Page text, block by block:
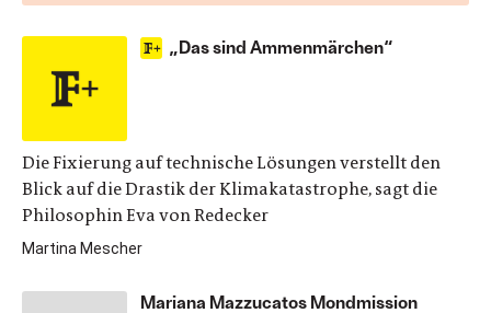
„Das sind Ammenmärchen“
Die Fixierung auf technische Lösungen verstellt den
Blick auf die Drastik der Klimakatastrophe, sagt die
Philosophin Eva von Redecker
Martina Mescher
Mariana Mazzucatos Mondmission